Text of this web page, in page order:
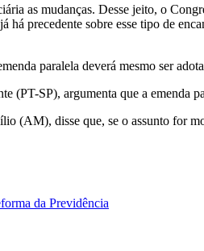
paralela
as mudanças. Desse jeito, o
precedente sobre esse tipo de
paralela deverá mesmo ser
(PT-SP), argumenta que a emenda
(AM), disse que, se o assunto for
da Previdência